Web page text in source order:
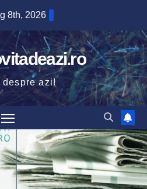
8th, 2026
despre azi!